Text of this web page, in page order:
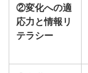
②変化への適
応力と情報リ
テラシー